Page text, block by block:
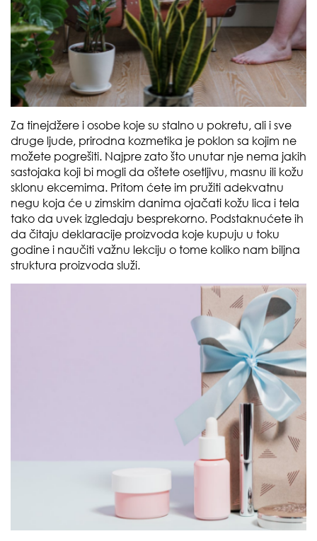
Za tinejdžere i osobe koje su stalno u pokretu, ali i sve
druge ljude, prirodna kozmetika je poklon sa kojim ne
možete pogrešiti. Najpre zato što unutar nje nema jakih
sastojaka koji bi mogli da oštete osetljivu, masnu ili kožu
sklonu ekcemima. Pritom ćete im pružiti adekvatnu
negu koja će u zimskim danima ojačati kožu lica i tela
tako da uvek izgledaju besprekorno. Podstaknućete ih
da čitaju deklaracije proizvoda koje kupuju u toku
godine i naučiti važnu lekciju o tome koliko nam biljna
struktura proizvoda služi.